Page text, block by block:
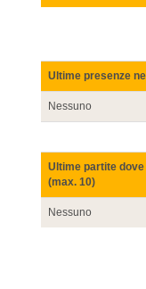
Ultime presenze
Nessuno
Ultime partite dove
(max. 10)
Nessuno